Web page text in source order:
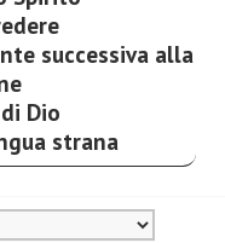
successiva alla
Dio
strana